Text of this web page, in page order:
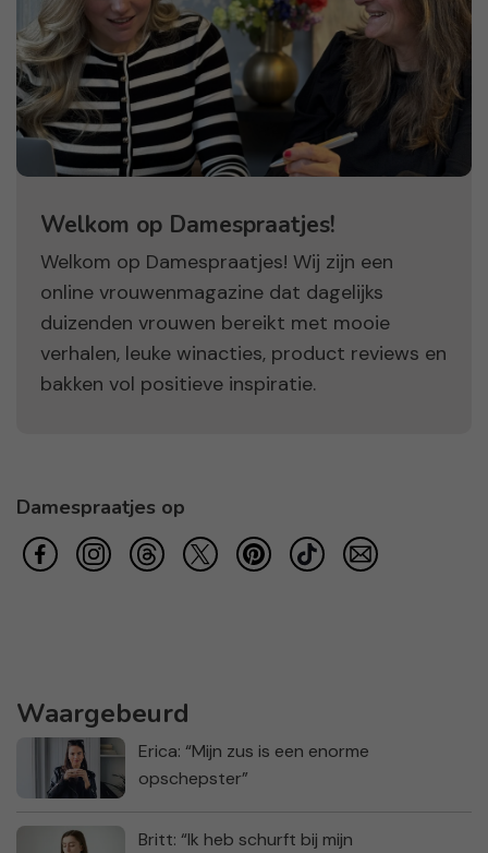
Welkom op Damespraatjes!
Welkom op Damespraatjes! Wij zijn een
online vrouwenmagazine dat dagelijks
duizenden vrouwen bereikt met mooie
verhalen, leuke winacties, product reviews en
bakken vol positieve inspiratie.
Damespraatjes op
Waargebeurd
Erica: “Mijn zus is een enorme
opschepster”
Britt: “Ik heb schurft bij mijn